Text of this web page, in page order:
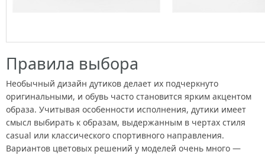
Правила выбора
Необычный дизайн дутиков делает их подчеркнуто
оригинальными, и обувь часто становится ярким акцентом
образа. Учитывая особенности исполнения, дутики имеет
смысл выбирать к образам, выдержанным в чертах стиля
casual или классического спортивного направления.
Вариантов цветовых решений у моделей очень много —